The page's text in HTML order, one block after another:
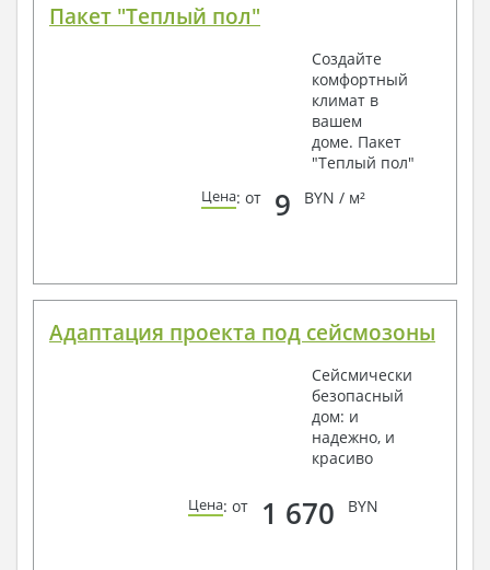
Пакет "Теплый пол"
Создайте
комфортный
климат в
вашем
доме. Пакет
"Теплый пол"
Цена: от 9 BYN / м²
Адаптация проекта под сейсмозоны
Сейсмически
безопасный
дом: и
надежно, и
красиво
Цена: от 1 670 BYN